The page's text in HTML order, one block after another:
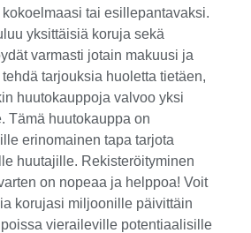
tai esillepantavaksi.
yksittäisiä koruja sekä
varmasti jotain makuusi ja
tarjouksia huoletta tietäen,
huutokauppoja valvoo yksi
Tämä huutokauppa on
erinomainen tapa tarjota
huutajille. Rekisteröityminen
on nopeaa ja helppoa! Voit
korujasi miljoonille päivittäin
vieraileville potentiaalisille